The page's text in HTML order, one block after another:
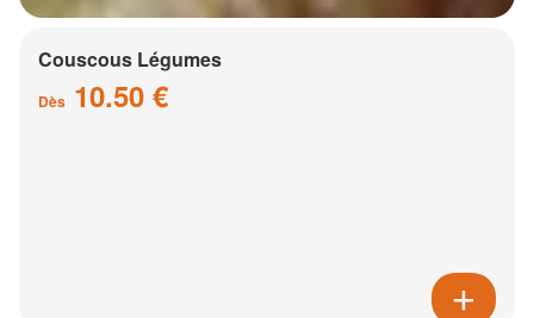
Couscous Légumes
Dès 10.50 €